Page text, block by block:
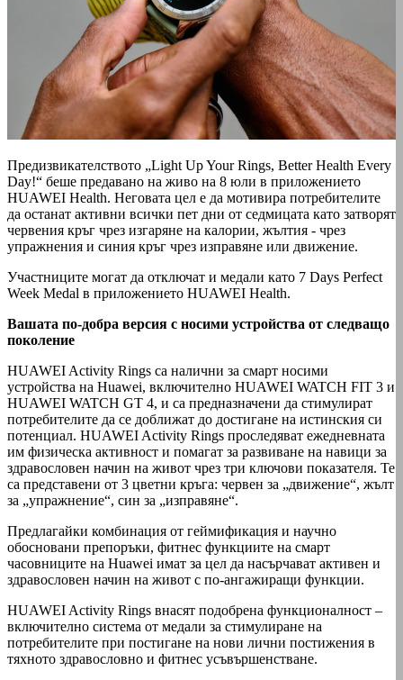
Предизвикателството „Light Up Your Rings, Better Health Every
Day!“ беше предавано на живо на 8 юли в приложението
HUAWEI Health. Неговата цел е да мотивира потребителите
да останат активни всички пет дни от седмицата като затворят
червения кръг чрез изгаряне на калории, жълтия - чрез
упражнения и синия кръг чрез изправяне или движение.
Участниците могат да отключат и медали като 7 Days Perfect
Week Medal в приложението HUAWEI Health.
Вашата по-добра версия с носими устройства от следващо
поколение
HUAWEI Activity Rings са налични за смарт носими
устройства на Huawei, включително HUAWEI WATCH FIT 3 и
HUAWEI WATCH GT 4, и са предназначени да стимулират
потребителите да се доближат до достигане на истинския си
потенциал. HUAWEI Activity Rings проследяват ежедневната
им физическа активност и помагат за развиване на навици за
здравословен начин на живот чрез три ключови показателя. Те
са представени от 3 цветни кръга: червен за „движение“, жълт
за „упражнение“, син за „изправяне“.
Предлагайки комбинация от геймификация и научно
обосновани препоръки, фитнес функциите на смарт
часовниците на Huawei имат за цел да насърчават активен и
здравословен начин на живот с по-ангажиращи функции.
HUAWEI Activity Rings внасят подобрена функционалност –
включително система от медали за стимулиране на
потребителите при постигане на нови лични постижения в
тяхното здравословно и фитнес усъвършенстване.